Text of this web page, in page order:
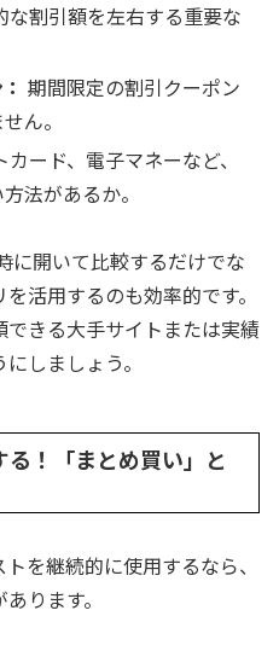
な割引額を左右する重要な
期間限定の割引クーポン
ん。
ード、電子マネーなど、
法があるか。
に開いて比較するだけでな
活用するのも効率的です。
きる大手サイトまたは実績
しましょう。
！「まとめ買い」と
を継続的に使用するなら、
ります。